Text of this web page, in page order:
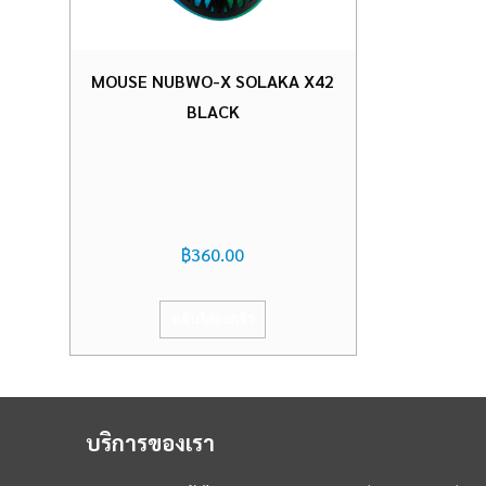
MOUSE NUBWO-X SOLAKA X42
BLACK
฿360.00
บริการของเรา